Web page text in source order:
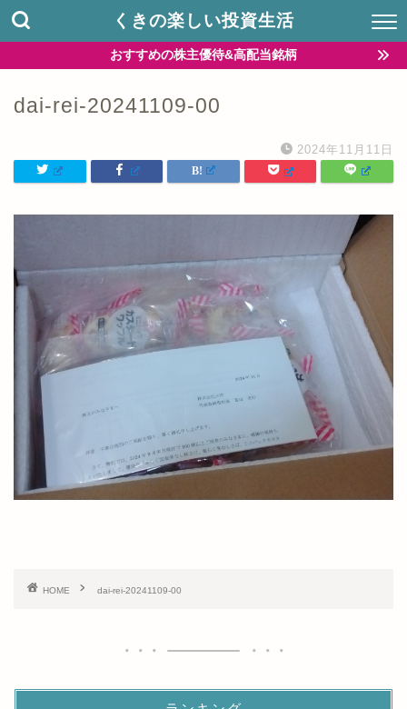
くきの楽しい投資生活
おすすめの株主優待&高配当銘柄
dai-rei-20241109-00
2024年11月11日
HOME dai-rei-20241109-00